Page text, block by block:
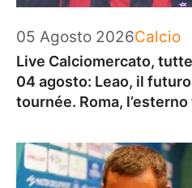
05 Agosto 2026Calcio
Live Calciomercato,
04 agosto: Leao, il
tournée. Roma,